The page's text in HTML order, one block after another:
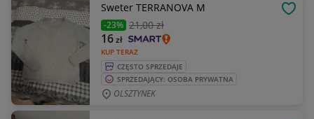
Sweter TERRANOVA M
-23% 21,00 zł
KUP TERAZ
16zł
CZĘSTO SPRZEDAJE
SPRZEDAJĄCY: OSOBA PRYWATNA
OLSZTYNEK